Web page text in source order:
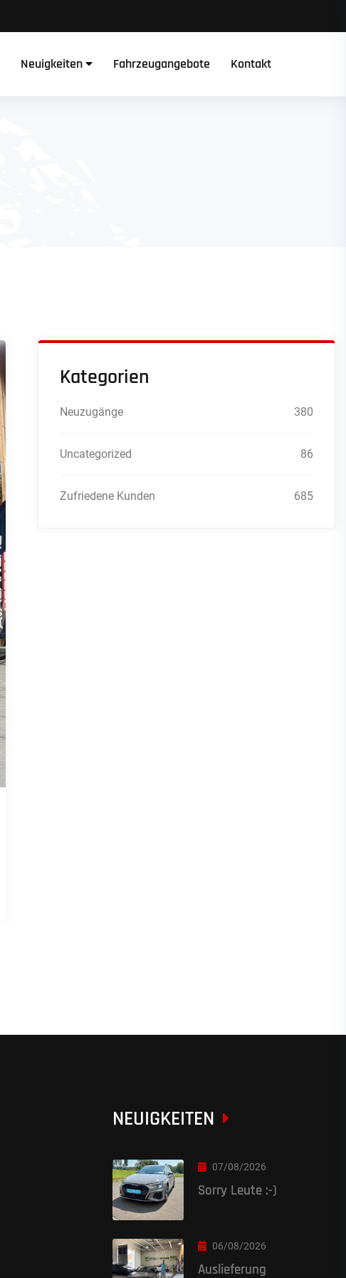
Neuigkeiten Fahrzeugangebote Kontakt
Kategorien
Neuzugänge 380
Uncategorized 86
Zufriedene Kunden 685
NEUIGKEITEN
07/08/2026
Sorry Leute :-)
06/08/2026
Auslieferung